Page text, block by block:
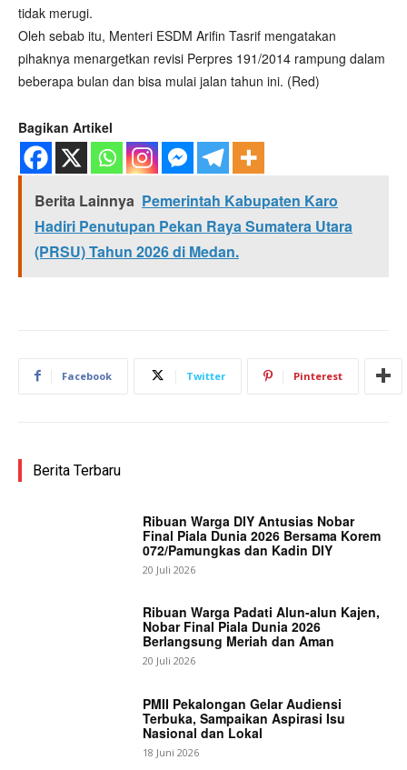
tidak merugi.
Oleh sebab itu, Menteri ESDM Arifin Tasrif mengatakan
pihaknya menargetkan revisi Perpres 191/2014 rampung dalam
beberapa bulan dan bisa mulai jalan tahun ini. (Red)
Bagikan Artikel
Berita Lainnya Pemerintah Kabupaten Karo
Hadiri Penutupan Pekan Raya Sumatera Utara
(PRSU) Tahun 2026 di Medan.
Facebook Twitter Pinterest
Berita Terbaru
Ribuan Warga DIY Antusias Nobar
Final Piala Dunia 2026 Bersama Korem
072/Pamungkas dan Kadin DIY
20 Juli 2026
Ribuan Warga Padati Alun-alun Kajen,
Nobar Final Piala Dunia 2026
Berlangsung Meriah dan Aman
20 Juli 2026
PMII Pekalongan Gelar Audiensi
Terbuka, Sampaikan Aspirasi Isu
Nasional dan Lokal
18 Juni 2026